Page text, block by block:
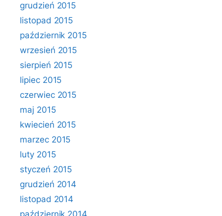
grudzień 2015
listopad 2015
październik 2015
wrzesień 2015
sierpień 2015
lipiec 2015
czerwiec 2015
maj 2015
kwiecień 2015
marzec 2015
luty 2015
styczeń 2015
grudzień 2014
listopad 2014
październik 2014